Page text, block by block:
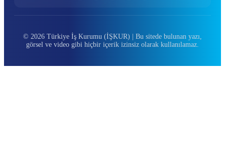
© 2026 Türkiye İş Kurumu (İŞKUR) | Bu sitede bulunan yazı,
görsel ve video gibi hiçbir içerik izinsiz olarak kullanılamaz.